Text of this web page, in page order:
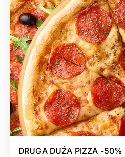
DRUGA DUŻA PIZZA -50%